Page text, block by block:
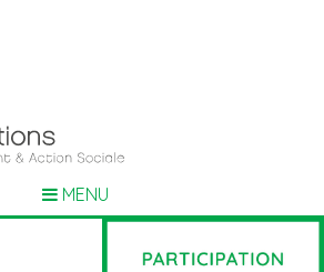
MENU